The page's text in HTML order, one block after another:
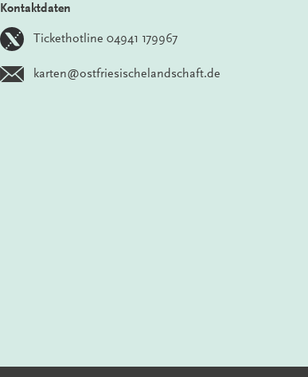
Kontaktdaten
Tickethotline 04941 179967
karten@ostfriesischelandschaft.de